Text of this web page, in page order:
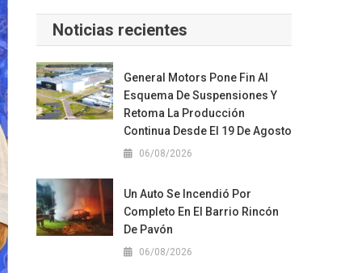
Noticias recientes
General Motors Pone Fin Al
Esquema De Suspensiones Y
Retoma La Producción
Continua Desde El 19 De Agosto
06/08/2026
Un Auto Se Incendió Por
Completo En El Barrio Rincón
De Pavón
06/08/2026